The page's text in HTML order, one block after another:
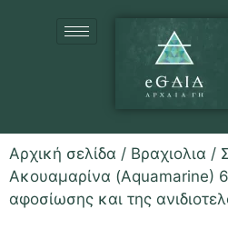
Αρχική σελίδα / Βραχιολια /
Ακουαμαρίνα (Aquamarine)
αφοσίωσης και της